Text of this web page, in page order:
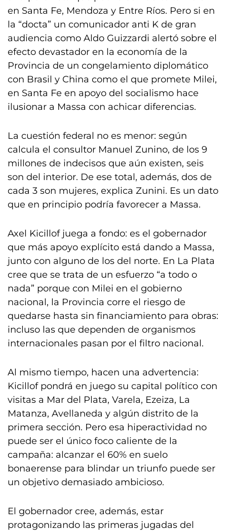
en Santa Fe, Mendoza y Entre Ríos. Pero si en
la “docta” un comunicador anti K de gran
audiencia como Aldo Guizzardi alertó sobre el
efecto devastador en la economía de la
Provincia de un congelamiento diplomático
con Brasil y China como el que promete Milei,
en Santa Fe en apoyo del socialismo hace
ilusionar a Massa con achicar diferencias.
La cuestión federal no es menor: según
calcula el consultor Manuel Zunino, de los 9
millones de indecisos que aún existen, seis
son del interior. De ese total, además, dos de
cada 3 son mujeres, explica Zunini. Es un dato
que en principio podría favorecer a Massa.
Axel Kicillof juega a fondo: es el gobernador
que más apoyo explícito está dando a Massa,
junto con alguno de los del norte. En La Plata
cree que se trata de un esfuerzo “a todo o
nada” porque con Milei en el gobierno
nacional, la Provincia corre el riesgo de
quedarse hasta sin financiamiento para obras:
incluso las que dependen de organismos
internacionales pasan por el filtro nacional.
Al mismo tiempo, hacen una advertencia:
Kicillof pondrá en juego su capital político con
visitas a Mar del Plata, Varela, Ezeiza, La
Matanza, Avellaneda y algún distrito de la
primera sección. Pero esa hiperactividad no
puede ser el único foco caliente de la
campaña: alcanzar el 60% en suelo
bonaerense para blindar un triunfo puede ser
un objetivo demasiado ambicioso.
El gobernador cree, además, estar
protagonizando las primeras jugadas del